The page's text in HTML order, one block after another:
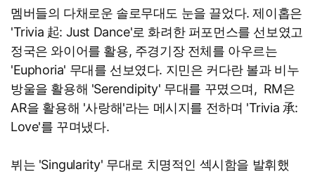
멤버들의 다채로운 솔로무대도 눈을 끌었다. 제이홉은
'Trivia 起: Just Dance'로 화려한 퍼포먼스를 선보였고
정국은 와이어를 활용, 주경기장 전체를 아우르는
'Euphoria' 무대를 선보였다. 지민은 커다란 볼과 비누
방울을 활용해 'Serendipity' 무대를 꾸몄으며, RM은
AR을 활용해 '사랑해'라는 메시지를 전하며 'Trivia 承:
Love'를 꾸며냈다.
뷔는 'Singularity' 무대로 치명적인 섹시함을 발휘했